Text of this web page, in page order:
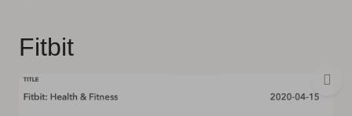
Fitbit